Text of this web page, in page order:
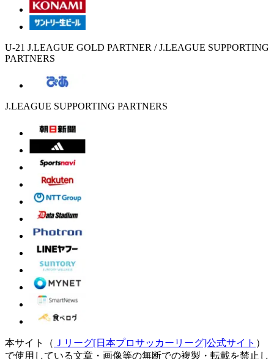
U-21 J.LEAGUE GOLD PARTNER / J.LEAGUE SUPPORTING
PARTNERS
J.LEAGUE SUPPORTING PARTNERS
本サイト（ Ｊリーグ[日本プロサッカーリーグ]公式サイト ）
で使用している文章・画像等の無断での複製・転載を禁止し